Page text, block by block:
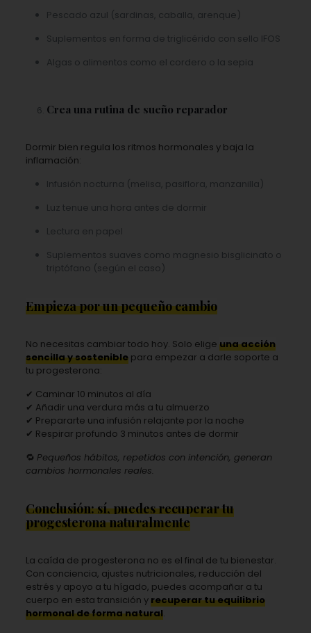
Pescado azul (sardinas, caballa, arenque)
Suplementos en forma de triglicérido con sello IFOS
Algas o alimentos como el cordero o la sepia
Crea una rutina de sueño reparador
Dormir bien regula los ritmos hormonales y baja la
inflamación:
Infusión nocturna (melisa, pasiflora, manzanilla)
Luz tenue una hora antes de dormir
Lectura en papel
Suplementos suaves como magnesio bisglicinato o
triptófano (según el caso)
Empieza por un pequeño cambio
No necesitas cambiar todo hoy. Solo elige una acción
sencilla y sosteniblepara empezar a darle soporte a
tu progesterona:
✔ Caminar 10 minutos al día
✔ Añadir una verdura más a tu almuerzo
✔ Prepararte una infusión relajante por la noche
✔ Respirar profundo 3 minutos antes de dormir
🔁 Pequeños hábitos, repetidos con intención, generan
cambios hormonales reales.
Conclusión: sí, puedes recuperar tu
progesterona naturalmente
La caída de progesterona no es el final de tu bienestar.
Con conciencia, ajustes nutricionales, reducción del
estrés y apoyo a tu hígado, puedes acompañar a tu
cuerpo en esta transición yrecuperar tu equilibrio
hormonal de forma natural.